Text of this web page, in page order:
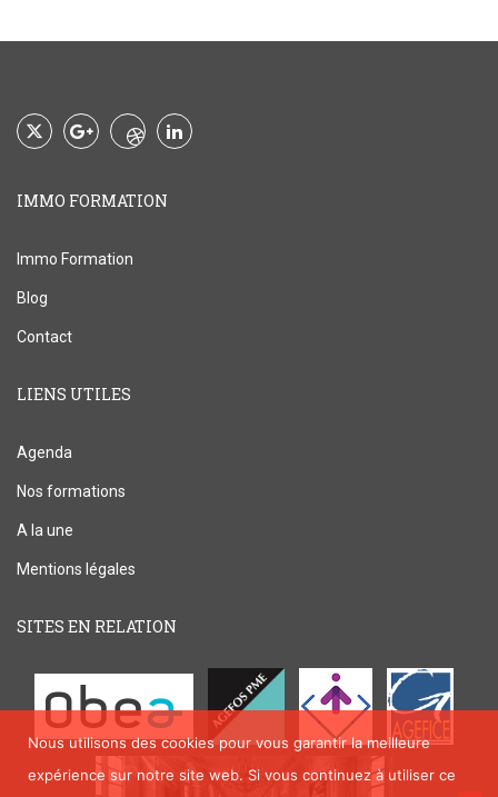
IMMO FORMATION
Immo Formation
Blog
Contact
LIENS UTILES
Agenda
Nos formations
A la une
Mentions légales
SITES EN RELATION
Nous utilisons des cookies pour vous garantir la meilleure
expérience sur notre site web. Si vous continuez à utiliser ce